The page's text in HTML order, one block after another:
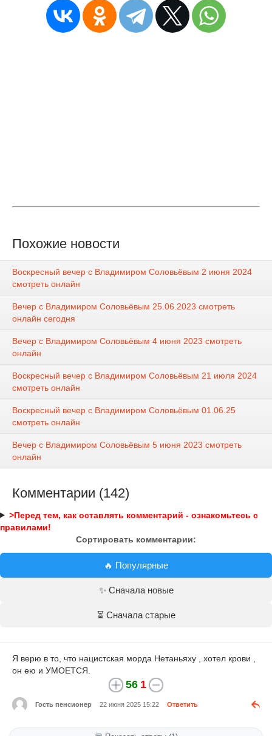
Похожие новости
Воскресный вечер с Владимиром Соловьёвым 2 июня 2024
смотреть онлайн
Вечер с Владимиром Соловьёвым 25.06.2023 смотреть
онлайн сегодня
Вечер с Владимиром Соловьёвым 4 июня 2023 смотреть
онлайн
Воскресный вечер с Владимиром Соловьёвым 21 июля 2024
смотреть онлайн
Воскресный вечер с Владимиром Соловьёвым 01.06.25
смотреть онлайн
Вечер с Владимиром Соловьёвым 5 июня 2023 смотреть
онлайн
Комментарии (142)
>Перед тем, как оставлять комментарий - ознакомьтесь с
правилами!
Сортировать комментарии:
🔥 Популярные
✨ Сначала новые
⏳ Сначала старые
Я верю в то, что нацистская морда Нетаньяху , хотел крови ,
он ею и УМОЕТСЯ.
56 1
Гость пенсионер 22 июня 2025 15:22 Ответить